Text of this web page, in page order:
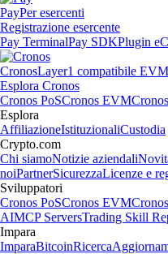
PayPer esercenti
Registrazione esercente
Pay TerminalPay SDKPlugin
CronosLayer1 compatibile EVM
Esplora Cronos
Cronos PoSCronos EVM
Esplora
AffiliazioneIstituzionaliCustodia
Crypto.com
Chi siamoNotizie aziendali
noiPartnerSicurezzaLicenze e
Sviluppatori
Cronos PoSCronos EVM
AIMCP ServersTrading Skill
Impara
ImparaBitcoinRicerca